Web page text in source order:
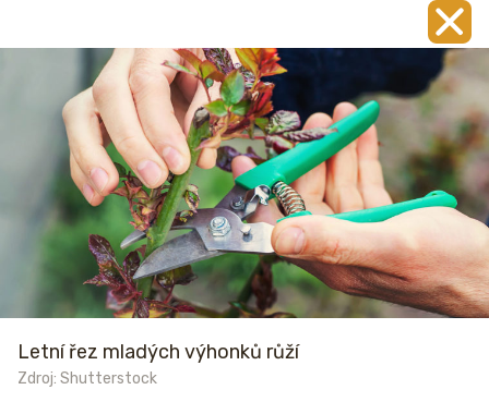
Letní řez mladých výhonků růží
Zdroj: Shutterstock